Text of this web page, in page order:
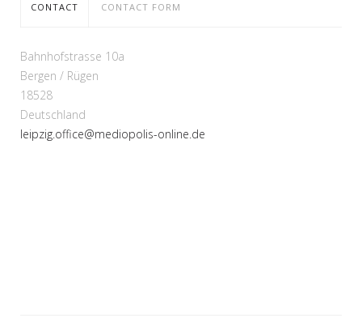
CONTACT CONTACT FORM
Bahnhofstrasse 10a
Bergen / Rügen
18528
Deutschland
leipzig.office@mediopolis-online.de